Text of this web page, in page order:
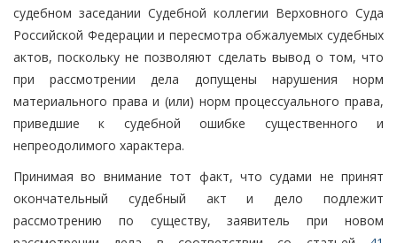
судебном заседании Судебной коллегии Верховного Суда
Российской Федерации и пересмотра обжалуемых судебных
актов, поскольку не позволяют сделать вывод о том, что
при рассмотрении дела допущены нарушения норм
материального права и (или) норм процессуального права,
приведшие к судебной ошибке существенного и
непреодолимого характера.
Принимая во внимание тот факт, что судами не принят
окончательный судебный акт и дело подлежит
рассмотрению по существу, заявитель при новом